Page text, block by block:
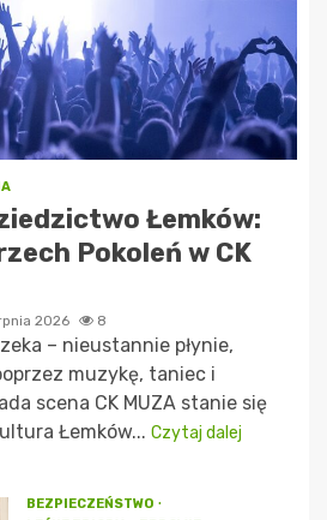
Łemków:
Pokoleń w CK
2026 8
– nieustannie płynie,
muzykę, taniec i
scena CK MUZA stanie się
Łemków... Czytaj dalej
BEZPIECZEŃSTWO